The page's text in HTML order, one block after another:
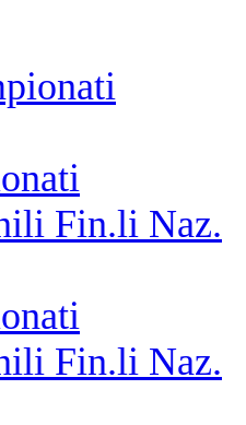
Fin.li Naz.
Fin.li Naz.